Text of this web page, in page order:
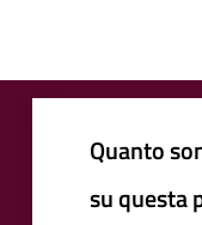
Quanto
su questa